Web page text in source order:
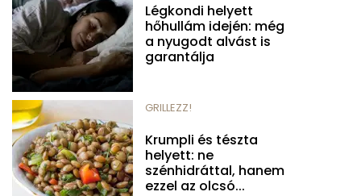
Légkondi helyett
hőhullám idején: még
a nyugodt alvást is
garantálja
GRILLEZZ!
Krumpli és tészta
helyett: ne
szénhidráttal, hanem
ezzel az olcsó...